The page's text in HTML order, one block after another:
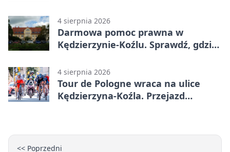
4 sierpnia 2026
Darmowa pomoc prawna w
Kędzierzynie-Koźlu. Sprawdź, gdzie
4 sierpnia 2026
Tour de Pologne wraca na ulice
Kędzierzyna-Koźla. Przejazd
<< Poprzedni